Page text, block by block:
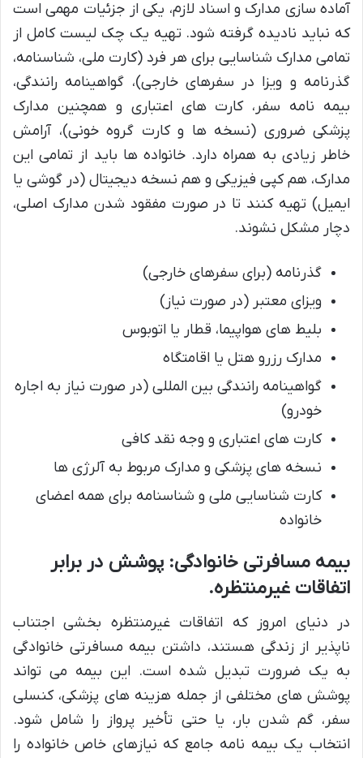
آماده سازی مدارک و اسناد لازم، یکی از جزئیات مهمی است
که نباید نادیده گرفته شود. تهیه یک چک لیست کامل از
تمامی مدارک شناسایی برای هر فرد (کارت ملی، شناسنامه،
گذرنامه و ویزا در سفرهای خارجی)، گواهینامه رانندگی،
بیمه نامه سفر، کارت های اعتباری و همچنین مدارک
پزشکی ضروری (نسخه ها و کارت گروه خونی)، آرامش
خاطر زیادی به همراه دارد. خانواده ها باید از تمامی این
مدارک، هم کپی فیزیکی و هم نسخه دیجیتال (در گوشی یا
ایمیل) تهیه کنند تا در صورت مفقود شدن مدارک اصلی،
دچار مشکل نشوند.
گذرنامه (برای سفرهای خارجی)
ویزای معتبر (در صورت نیاز)
بلیط های هواپیما، قطار یا اتوبوس
مدارک رزرو هتل یا اقامتگاه
گواهینامه رانندگی بین المللی (در صورت نیاز به اجاره
خودرو)
کارت های اعتباری و وجه نقد کافی
نسخه های پزشکی و مدارک مربوط به آلرژی ها
کارت شناسایی ملی و شناسنامه برای همه اعضای
خانواده
بیمه مسافرتی خانوادگی: پوشش در برابر
اتفاقات غیرمنتظره.
در دنیای امروز که اتفاقات غیرمنتظره بخشی اجتناب
ناپذیر از زندگی هستند، داشتن بیمه مسافرتی خانوادگی
به یک ضرورت تبدیل شده است. این بیمه می تواند
پوشش های مختلفی از جمله هزینه های پزشکی، کنسلی
سفر، گم شدن بار، یا حتی تأخیر پرواز را شامل شود.
انتخاب یک بیمه نامه جامع که نیازهای خاص خانواده را